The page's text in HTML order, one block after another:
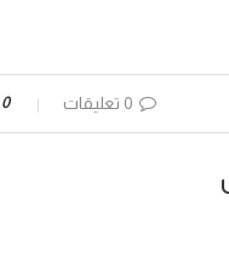
0 تعليقات 0